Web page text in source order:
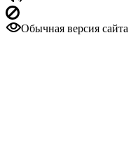
Обычная версия сайта